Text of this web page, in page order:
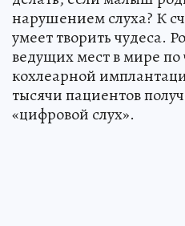
нарушением слуха? К
умеет творить чудеса.
ведущих мест в мире
кохлеарной
тысячи пациентов
«цифровой слух».